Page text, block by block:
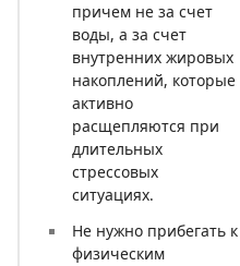
причем не за счет
воды, а за счет
внутренних жировых
накоплений, которые
активно
расщепляются при
длительных
стрессовых
ситуациях.
Не нужно прибегать к
физическим